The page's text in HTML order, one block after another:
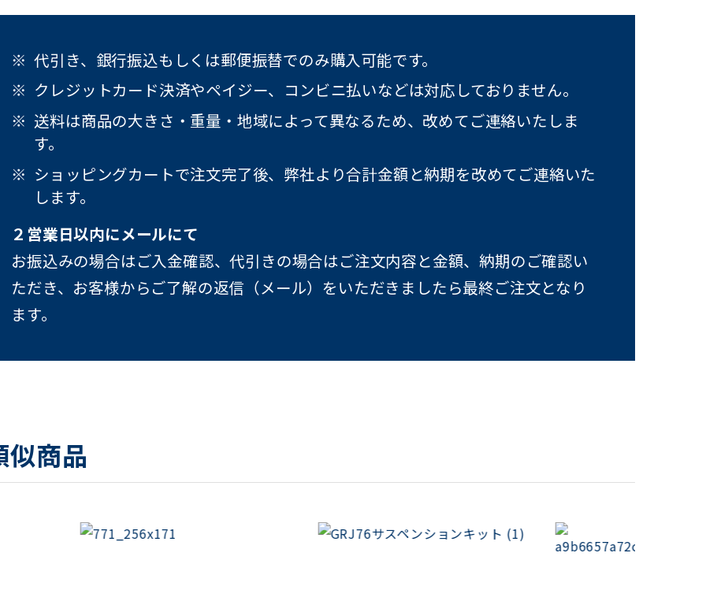
代引き、銀行振込もしくは郵便振替でのみ購入可能です。
クレジットカード決済やペイジー、コンビニ払いなどは対応しておりません。
送料は商品の大きさ・重量・地域によって異なるため、改めてご連絡いたしま
す。
ショッピングカートで注文完了後、弊社より合計金額と納期を改めてご連絡いた
します。
２営業日以内にメールにて
お振込みの場合はご入金確認、代引きの場合はご注文内容と金額、納期のご確認い
ただき、お客様からご了解の返信（メール）をいただきましたら最終ご注文となり
ます。
似商品